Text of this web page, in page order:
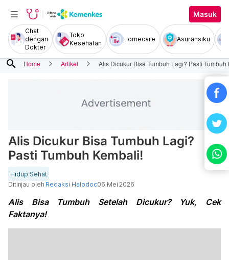
Masuk
Chat
dengan
Dokter
Toko
Kesehatan
Homecare Asuransiku
search Home Artikel Alis Dicukur Bisa Tumbuh Lagi? Pasti Tumbuh
Alis Dicukur Bisa Tumbuh Lagi?
Pasti Tumbuh Kembali!
Hidup Sehat
Ditinjau oleh Redaksi Halodoc06 Mei 2026
Alis Bisa Tumbuh Setelah Dicukur? Yuk, Cek
Faktanya!